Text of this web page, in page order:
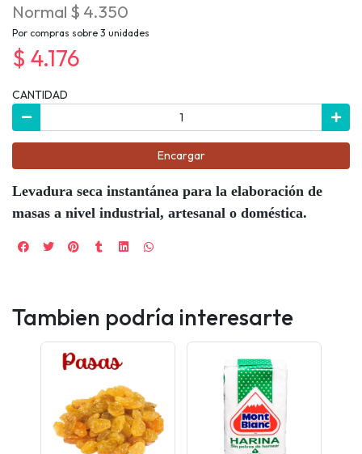
Normal $ 4.350
Por compras sobre 3 unidades
$ 4.176
CANTIDAD
Encargar
Levadura seca instantánea para la elaboración de
masas a nivel industrial, artesanal o doméstica.
Tambien podría interesarte